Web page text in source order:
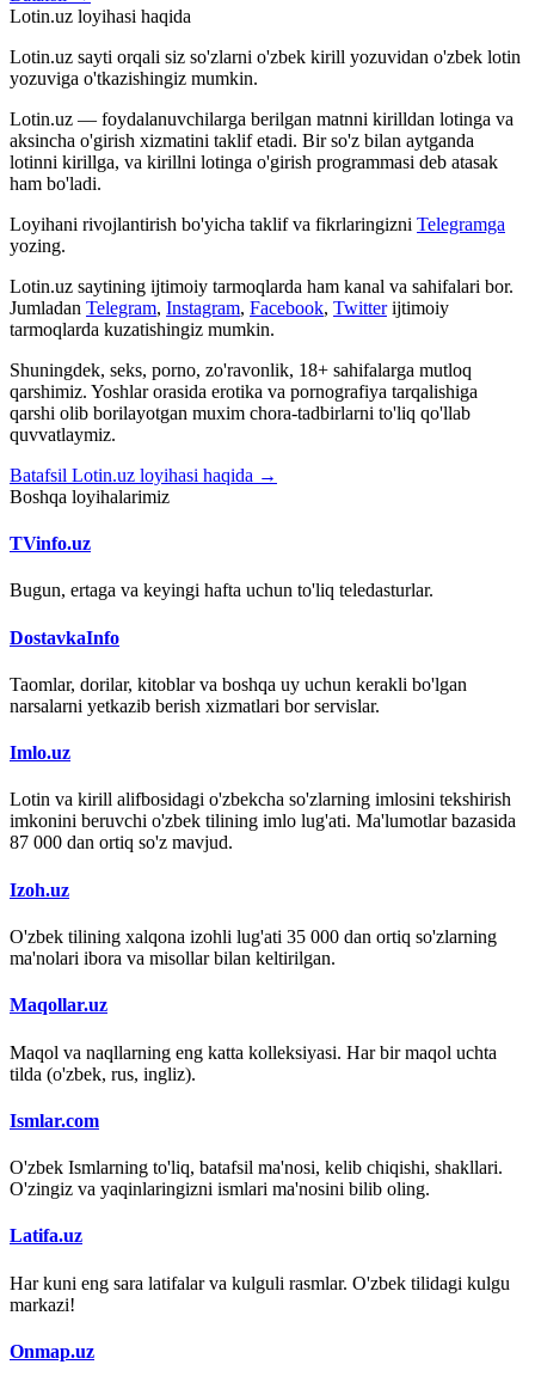
Lotin.uz loyihasi haqida
Lotin.uz sayti orqali siz so'zlarni o'zbek kirill yozuvidan o'zbek lotin
yozuviga o'tkazishingiz mumkin.
Lotin.uz — foydalanuvchilarga berilgan matnni kirilldan lotinga va
aksincha o'girish xizmatini taklif etadi. Bir so'z bilan aytganda
lotinni kirillga, va kirillni lotinga o'girish programmasi deb atasak
ham bo'ladi.
Loyihani rivojlantirish bo'yicha taklif va fikrlaringizni Telegramga
yozing.
Lotin.uz saytining ijtimoiy tarmoqlarda ham kanal va sahifalari bor.
Jumladan Telegram, Instagram, Facebook, Twitter ijtimoiy
tarmoqlarda kuzatishingiz mumkin.
Shuningdek, seks, porno, zo'ravonlik, 18+ sahifalarga mutloq
qarshimiz. Yoshlar orasida erotika va pornografiya tarqalishiga
qarshi olib borilayotgan muxim chora-tadbirlarni to'liq qo'llab
quvvatlaymiz.
Batafsil Lotin.uz loyihasi haqida →
Boshqa loyihalarimiz
TVinfo.uz
Bugun, ertaga va keyingi hafta uchun to'liq teledasturlar.
DostavkaInfo
Taomlar, dorilar, kitoblar va boshqa uy uchun kerakli bo'lgan
narsalarni yetkazib berish xizmatlari bor servislar.
Imlo.uz
Lotin va kirill alifbosidagi o'zbekcha so'zlarning imlosini tekshirish
imkonini beruvchi o'zbek tilining imlo lug'ati. Ma'lumotlar bazasida
87 000 dan ortiq so'z mavjud.
Izoh.uz
O'zbek tilining xalqona izohli lug'ati 35 000 dan ortiq so'zlarning
ma'nolari ibora va misollar bilan keltirilgan.
Maqollar.uz
Maqol va naqllarning eng katta kolleksiyasi. Har bir maqol uchta
tilda (o'zbek, rus, ingliz).
Ismlar.com
O'zbek Ismlarning to'liq, batafsil ma'nosi, kelib chiqishi, shakllari.
O'zingiz va yaqinlaringizni ismlari ma'nosini bilib oling.
Latifa.uz
Har kuni eng sara latifalar va kulguli rasmlar. O'zbek tilidagi kulgu
markazi!
Onmap.uz